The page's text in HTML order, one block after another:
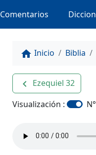
Comentarios
home Inicio Biblia
navigate_before Ezequiel 32
Visualización :